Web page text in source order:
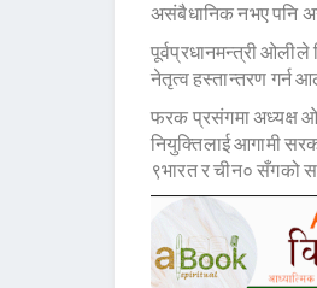
असंबैधानिक नभए पनि
पूर्वप्रधानमन्त्री
नेतृत्व हस्तान्तरण गर्न
फरक प्रसंगमा अध्यक्ष
नियुक्तिलाई आगामी
९भारत र चीन० सँगको